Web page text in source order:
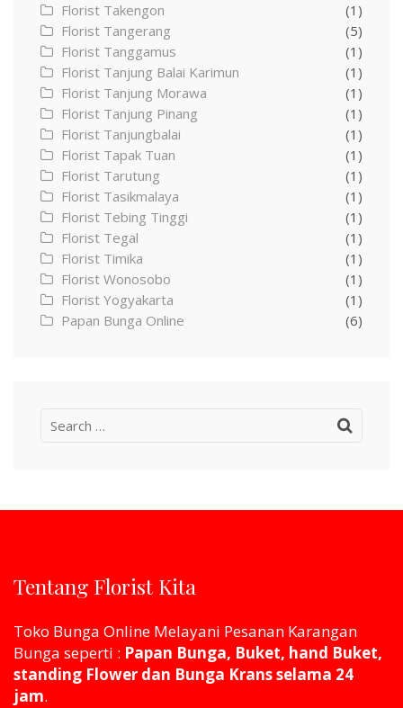
Florist Takengon
(1)
Florist Tangerang
(5)
Florist Tanggamus
(1)
Florist Tanjung Balai Karimun
(1)
Florist Tanjung Morawa
(1)
Florist Tanjung Pinang
(1)
Florist Tanjungbalai
(1)
Florist Tapak Tuan
(1)
Florist Tarutung
(1)
Florist Tasikmalaya
(1)
Florist Tebing Tinggi
(1)
Florist Tegal
(1)
Florist Timika
(1)
Florist Wonosobo
(1)
Florist Yogyakarta
(1)
Papan Bunga Online
(6)
Search
Tentang Florist Kita
Toko Bunga Online Melayani Pesanan Karangan
Bunga seperti : Papan Bunga, Buket, hand Buket,
standing Flower dan Bunga Krans selama 24
jam.